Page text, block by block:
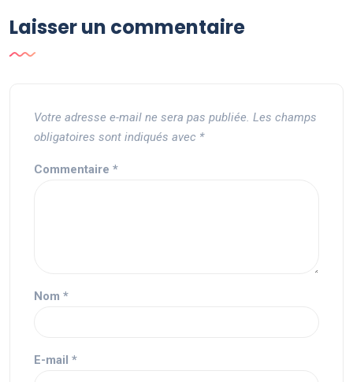
Laisser un commentaire
Votre adresse e-mail ne sera pas publiée. Les champs
obligatoires sont indiqués avec *
Commentaire *
Nom *
E-mail *